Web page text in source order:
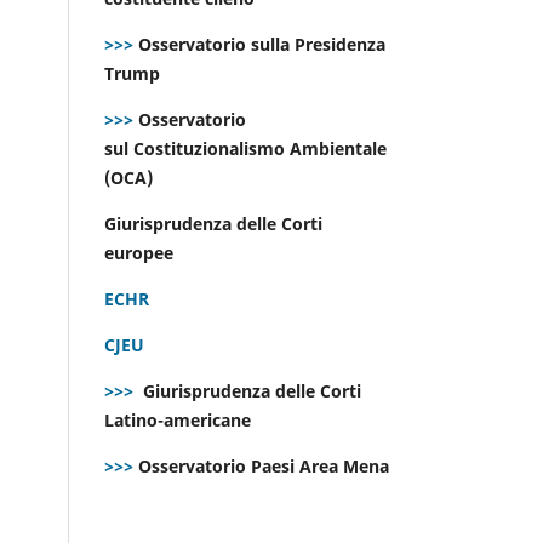
>>> Osservatorio sulla Presidenza
Trump
>>> Osservatorio
sul Costituzionalismo Ambientale
(OCA)
Giurisprudenza delle Corti
europee
ECHR
CJEU
>>> Giurisprudenza delle Corti
Latino-americane
>>> Osservatorio Paesi Area Mena